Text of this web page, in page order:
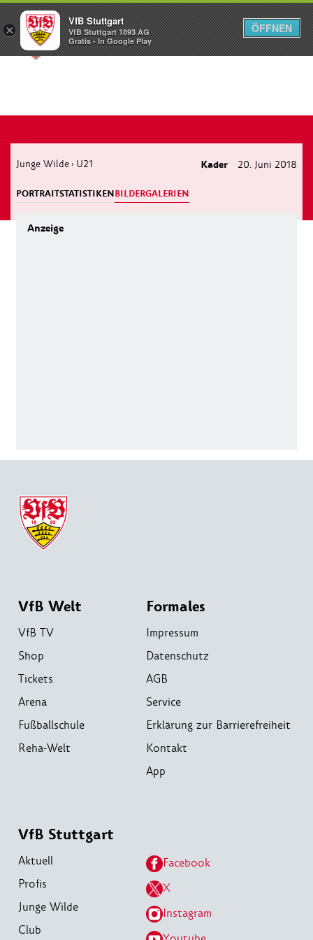
Menü
Junge Wilde › U21 Kader 20. Juni 2018
PORTRAITSTATISTIKENBILDERGALERIEN
VfB Welt
VfB TV
Shop
Tickets
Arena
Fußballschule
Reha-Welt
Formales
Impressum
Datenschutz
AGB
Service
Erklärung zur Barrierefreiheit
Kontakt
App
VfB Stuttgart
Aktuell
Profis
Junge Wilde
Club
Facebook
X
Instagram
×
VfB Stuttgart
VfB Stuttgart 1893 AG
Gratis - In Google Play
ÖFFNEN